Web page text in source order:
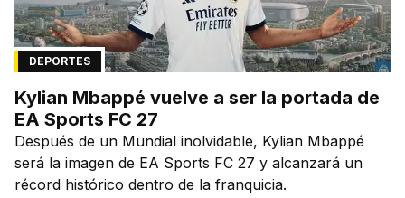
DEPORTES
Kylian Mbappé vuelve a ser la portada de
EA Sports FC 27
Después de un Mundial inolvidable, Kylian Mbappé
será la imagen de EA Sports FC 27 y alcanzará un
récord histórico dentro de la franquicia.